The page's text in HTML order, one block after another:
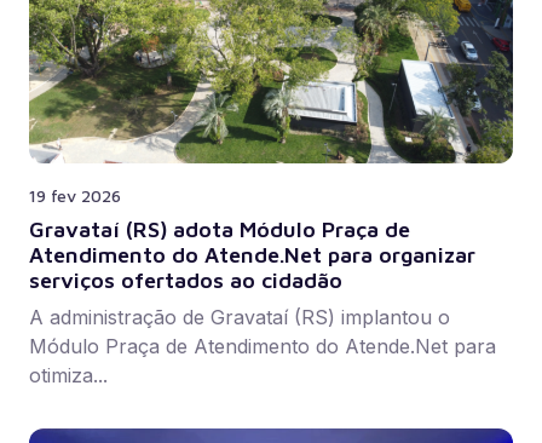
19 fev 2026
Gravataí (RS) adota Módulo Praça de
Atendimento do Atende.Net para organizar
serviços ofertados ao cidadão
A administração de Gravataí (RS) implantou o
Módulo Praça de Atendimento do Atende.Net para
otimiza...